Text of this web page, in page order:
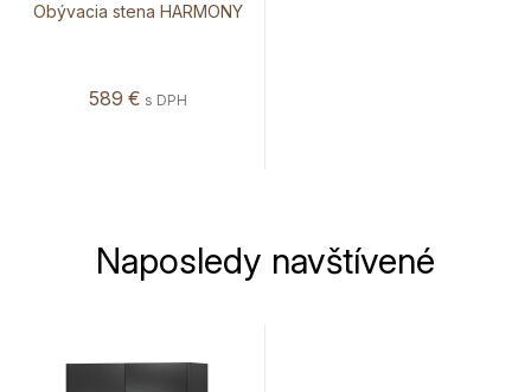
Obývacia stena HARMONY
589 € s DPH
Naposledy navštívené